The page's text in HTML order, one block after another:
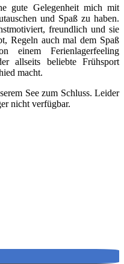
gute Gelegenheit mich mit
und Spaß zu haben.
freundlich und sie
Regeln auch mal dem Spaß
einem Ferienlagerfeeling
allseits beliebte Frühsport
macht.
See zum Schluss. Leider
nicht verfügbar.